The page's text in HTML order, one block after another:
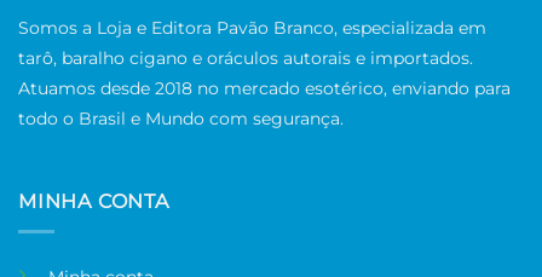
Somos a Loja e Editora Pavão Branco, especializada em
tarô, baralho cigano e oráculos autorais e importados.
Atuamos desde 2018 no mercado esotérico, enviando para
todo o Brasil e Mundo com segurança.
MINHA CONTA